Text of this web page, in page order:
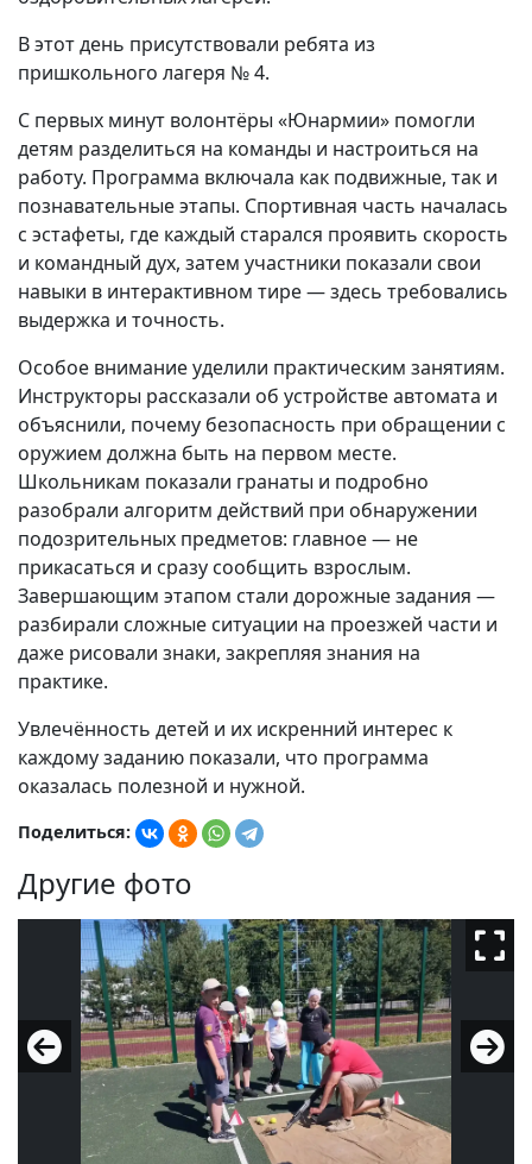
В этот день присутствовали ребята из
пришкольного лагеря № 4.
С первых минут волонтёры «Юнармии» помогли
детям разделиться на команды и настроиться на
работу. Программа включала как подвижные, так и
познавательные этапы. Спортивная часть началась
с эстафеты, где каждый старался проявить скорость
и командный дух, затем участники показали свои
навыки в интерактивном тире — здесь требовались
выдержка и точность.
Особое внимание уделили практическим занятиям.
Инструкторы рассказали об устройстве автомата и
объяснили, почему безопасность при обращении с
оружием должна быть на первом месте.
Школьникам показали гранаты и подробно
разобрали алгоритм действий при обнаружении
подозрительных предметов: главное — не
прикасаться и сразу сообщить взрослым.
Завершающим этапом стали дорожные задания —
разбирали сложные ситуации на проезжей части и
даже рисовали знаки, закрепляя знания на
практике.
Увлечённость детей и их искренний интерес к
каждому заданию показали, что программа
оказалась полезной и нужной.
Поделиться:
Другие фото